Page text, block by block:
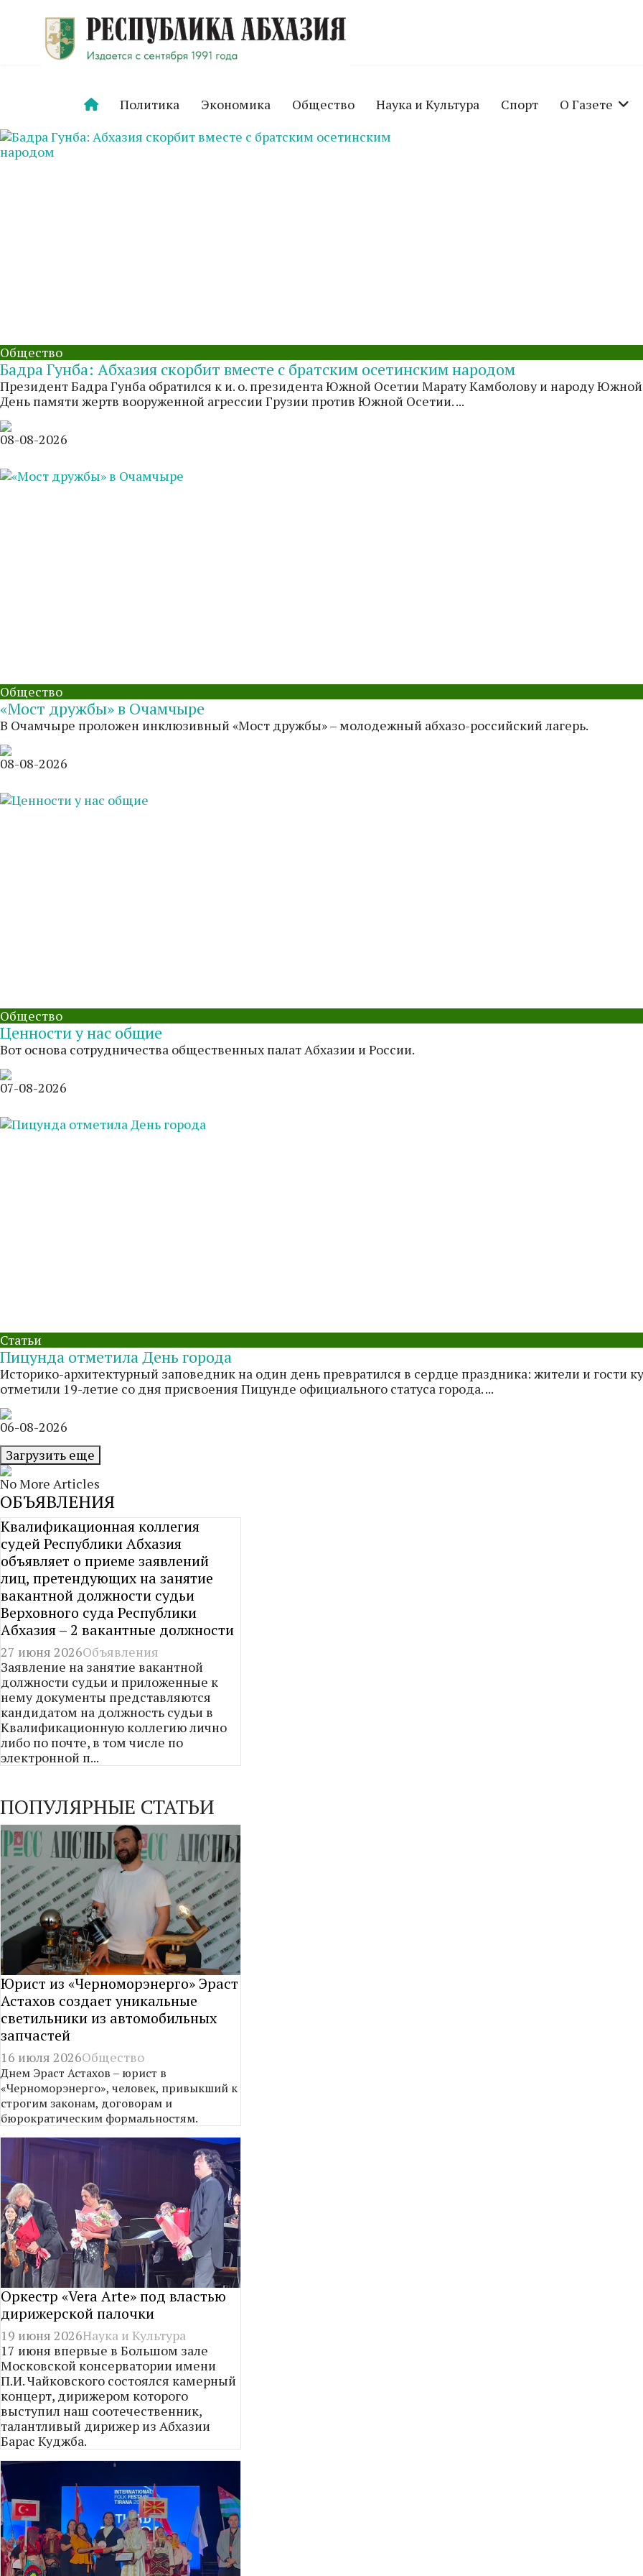
Политика Экономика Общество Наука и Культура Спорт О Газете
Общество
Бадра Гунба: Абхазия скорбит вместе с братским осетинским народом
Президент Бадра Гунба обратился к и. о. президента Южной Осетии Марату Камболову и народу
День памяти жертв вооруженной агрессии Грузии против Южной Осетии. ...
08-08-2026
Общество
«Мост дружбы» в Очамчыре
В Очамчыре проложен инклюзивный «Мост дружбы» – молодежный абхазо-российский лагерь.
08-08-2026
Общество
Ценности у нас общие
Вот основа сотрудничества общественных палат Абхазии и России.
07-08-2026
Статьи
Пицунда отметила День города
Историко-архитектурный заповедник на один день превратился в сердце праздника: жители и гости
отметили 19-летие со дня присвоения Пицунде официального статуса города. ...
06-08-2026
Загрузить еще
No More Articles
ОБЪЯВЛЕНИЯ
Квалификационная коллегия
судей Республики Абхазия
объявляет о приеме заявлений
лиц, претендующих на занятие
вакантной должности судьи
Верховного суда Республики
Абхазия – 2 вакантные должности
27 июня 2026Объявления
Заявление на занятие вакантной
должности судьи и приложенные к
нему документы представляются
кандидатом на должность судьи в
Квалификационную коллегию лично
либо по почте, в том числе по
электронной п...
ПОПУЛЯРНЫЕ СТАТЬИ
Юрист из «Черноморэнерго» Эраст
Астахов создает уникальные
светильники из автомобильных
запчастей
16 июля 2026Общество
Днем Эраст Астахов – юрист в
«Черноморэнерго», человек, привыкший к
строгим законам, договорам и
бюрократическим формальностям.
Оркестр «Vera Arte» под властью
дирижерской палочки
19 июня 2026Наука и Культура
17 июня впервые в Большом зале
Московской консерватории имени
П.И. Чайковского состоялся камерный
концерт, дирижером которого
выступил наш соотечественник,
талантливый дирижер из Абхазии
Барас Куджба.